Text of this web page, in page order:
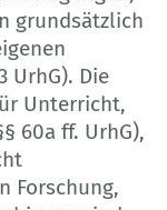
grundsätzlich
UrhG). Die
Unterricht,
60a ff. UrhG),
Forschung,